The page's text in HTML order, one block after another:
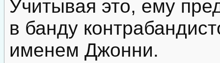
Учитывая это, ему
в банду
именем Джонни.